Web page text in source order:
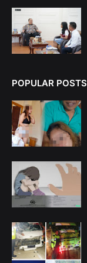
POPULAR POSTS